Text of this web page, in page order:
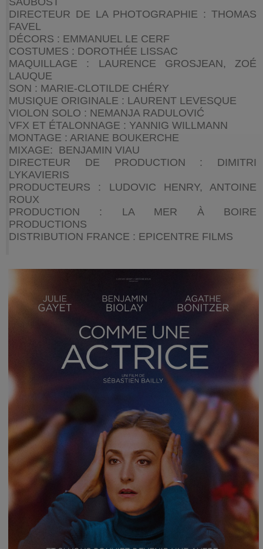
DIRECTEUR DE LA PHOTOGRAPHIE : THOMAS
FAVEL
DÉCORS : EMMANUEL LE CERF
COSTUMES : DOROTHÉE LISSAC
MAQUILLAGE : LAURENCE GROSJEAN, ZOÉ
LAUQUE
SON : MARIE-CLOTILDE CHÉRY
MUSIQUE ORIGINALE : LAURENT LEVESQUE
VIOLON SOLO : NEMANJA RADULOVIĆ
VFX ET ÉTALONNAGE : YANNIG WILLMANN
MONTAGE : ARIANE BOUKERCHE
MIXAGE: BENJAMIN VIAU
DIRECTEUR DE PRODUCTION : DIMITRI
LYKAVIERIS
PRODUCTEURS : LUDOVIC HENRY, ANTOINE
ROUX
PRODUCTION : LA MER À BOIRE
PRODUCTIONS
DISTRIBUTION FRANCE : EPICENTRE FILMS